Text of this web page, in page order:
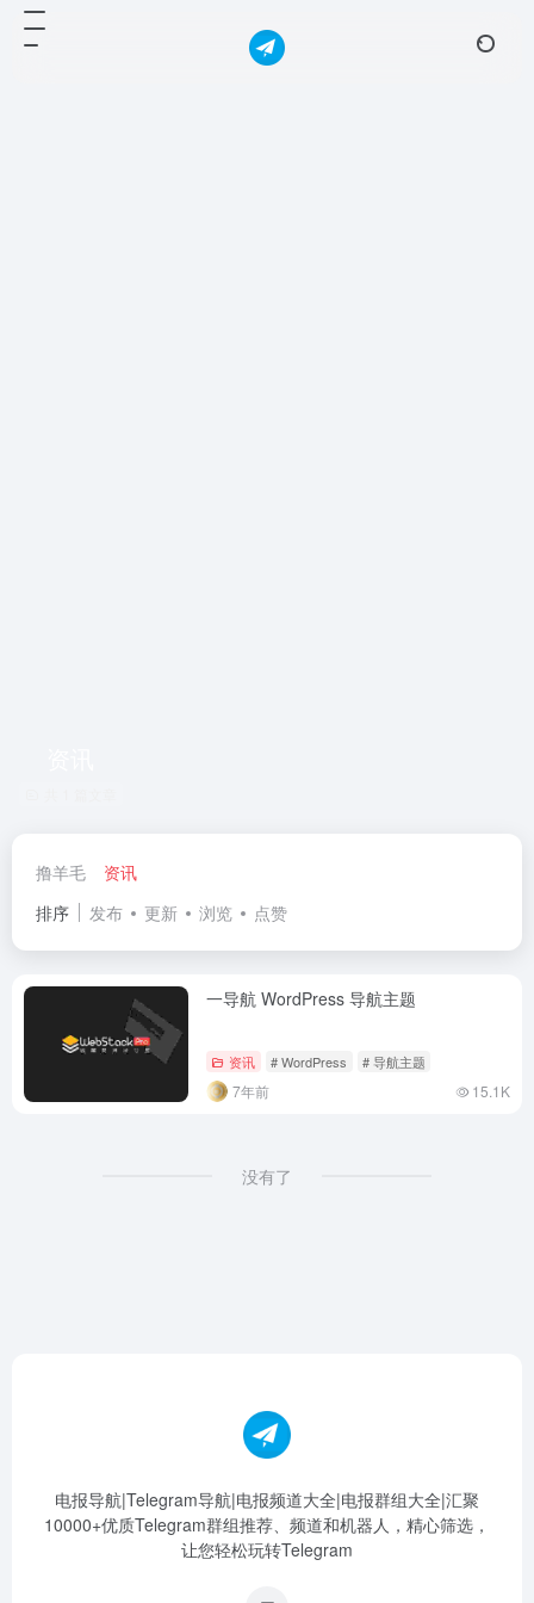
撸羊毛
资讯
排序
发布 更新 浏览 点赞
一导航 WordPress 导航主题
资讯 # WordPress # 导航主题
7年前 15.1K
没有了
电报导航|Telegram导航|电报频道大全|电报群组大全|汇聚
10000+优质Telegram群组推荐、频道和机器人，精心筛选，
让您轻松玩转Telegram